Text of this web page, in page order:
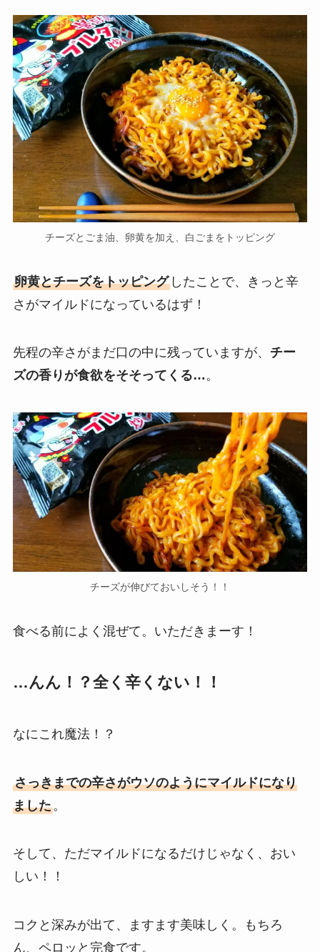
チーズとごま油、卵黄を加え、白ごまをトッピング
卵黄とチーズをトッピングしたことで、きっと辛
さがマイルドになっているはず！
先程の辛さがまだ口の中に残っていますが、 チー
ズの香りが食欲をそそってくる…。
チーズが伸びておいしそう！！
食べる前によく混ぜて。いただきまーす！
…んん！？全く辛くない！！
なにこれ魔法！？
さっきまでの辛さがウソのようにマイルドになり
ました。
そして、ただマイルドになるだけじゃなく、おい
しい！！
コクと深みが出て、ますます美味しく。もちろ
ん、ペロッと完食です。